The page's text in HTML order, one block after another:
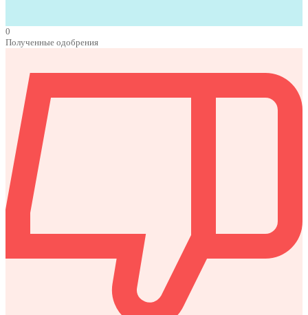
0
Полученные одобрения